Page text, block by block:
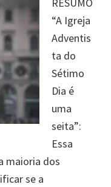
RESUMO
“A Igreja
Adventis
ta do
Sétimo
Dia é
uma
seita”:
Essa
maioria dos
se a